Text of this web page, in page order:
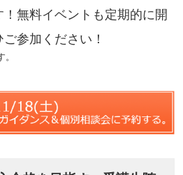
無料イベントも定期的に開
参加ください！